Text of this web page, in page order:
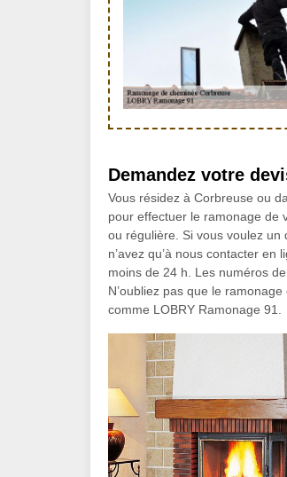
Demandez votre
Vous résidez à Corbreuse ou
pour effectuer le ramonage de
ou régulière. Si vous voulez un
n’avez qu’à nous contacter
moins de 24 h. Les numéros
N’oubliez pas que le
comme LOBRY Ramonage 91.